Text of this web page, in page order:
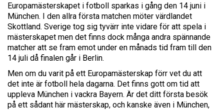
Europamästerskapet i fotboll sparkas i gång den 14 juni i
München. I den allra första matchen möter värdlandet
Skottland. Sverige tog sig tyvärr inte vidare för att spela i
mästerskapet men det finns dock många andra spännande
matcher att se fram emot under en månads tid fram till den
14 juli då finalen går i Berlin.
Men om du varit på ett Europamästerskap förr vet du att
det inte är fotboll hela dagarna. Det finns gott om tid att
uppleva München i vackra Bayern. Är det ditt första besök
på ett sådant här mästerskap, och kanske även i München,